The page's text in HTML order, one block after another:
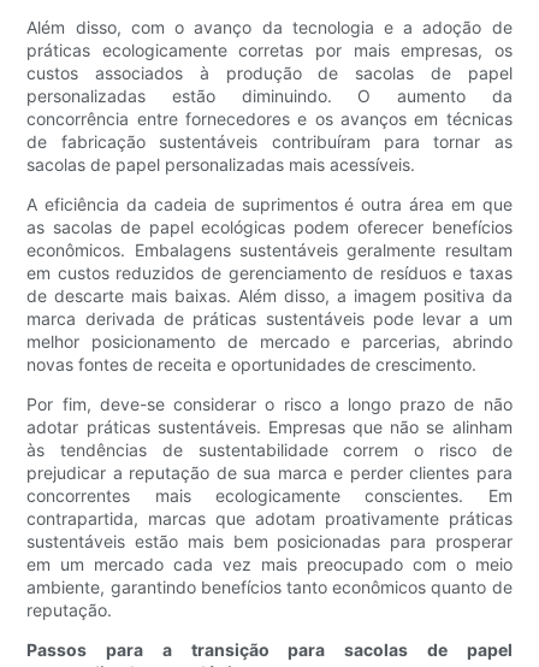
Além disso, com o avanço da tecnologia e a adoção de
práticas ecologicamente corretas por mais empresas, os
custos associados à produção de sacolas de papel
personalizadas estão diminuindo. O aumento da
concorrência entre fornecedores e os avanços em técnicas
de fabricação sustentáveis ​​contribuíram para tornar as
sacolas de papel personalizadas mais acessíveis.
A eficiência da cadeia de suprimentos é outra área em que
as sacolas de papel ecológicas podem oferecer benefícios
econômicos. Embalagens sustentáveis ​​geralmente resultam
em custos reduzidos de gerenciamento de resíduos e taxas
de descarte mais baixas. Além disso, a imagem positiva da
marca derivada de práticas sustentáveis ​​pode levar a um
melhor posicionamento de mercado e parcerias, abrindo
novas fontes de receita e oportunidades de crescimento.
Por fim, deve-se considerar o risco a longo prazo de não
adotar práticas sustentáveis. Empresas que não se alinham
às tendências de sustentabilidade correm o risco de
prejudicar a reputação de sua marca e perder clientes para
concorrentes mais ecologicamente conscientes. Em
contrapartida, marcas que adotam proativamente práticas
sustentáveis ​​estão mais bem posicionadas para prosperar
em um mercado cada vez mais preocupado com o meio
ambiente, garantindo benefícios tanto econômicos quanto de
reputação.
Passos para a transição para sacolas de papel